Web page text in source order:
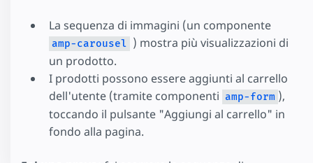
La sequenza di immagini (un componente
amp-carousel ) mostra più visualizzazioni di
un prodotto.
I prodotti possono essere aggiunti al carrello
dell'utente (tramite componenti amp-form ),
toccando il pulsante "Aggiungi al carrello" in
fondo alla pagina.